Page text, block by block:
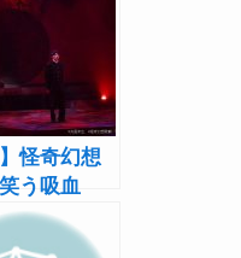
】怪奇幻想
う吸血
ゲネプロ
映像をお